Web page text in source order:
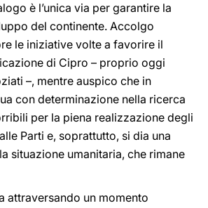
è l’unica via per garantire la
del continente. Accolgo
le iniziative volte a favorire il
di Cipro – proprio oggi
–, mentre auspico che in
con determinazione nella ricerca
per la piena realizzazione degli
Parti e, soprattutto, si dia una
situazione umanitaria, che rimane
attraversando un momento